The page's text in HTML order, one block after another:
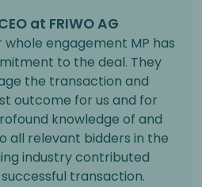
at FRIWO AG
whole engagement MP has
to the deal. They
the transaction and
outcome for us and for
knowledge of and
all relevant bidders in the
industry contributed
transaction.